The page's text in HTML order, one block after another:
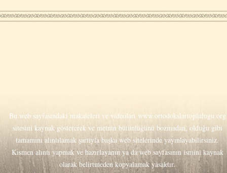
Bu web sayfasındaki makaleleri ve videoları www.ortodokslartoplulugu.org
sitesini kaynak göstererek ve metnin bütünlüğünü bozmadan, olduğu gibi
tamamını alıntılamak şartıyla başka web sitelerinde yayınlayabilirsiniz.
Kısmen alıntı yapmak ve hazırlayanın ya da web sayfasının ismini kaynak
olarak belirtmeden kopyalamak yasaktır.